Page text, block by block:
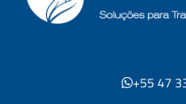
+55 47